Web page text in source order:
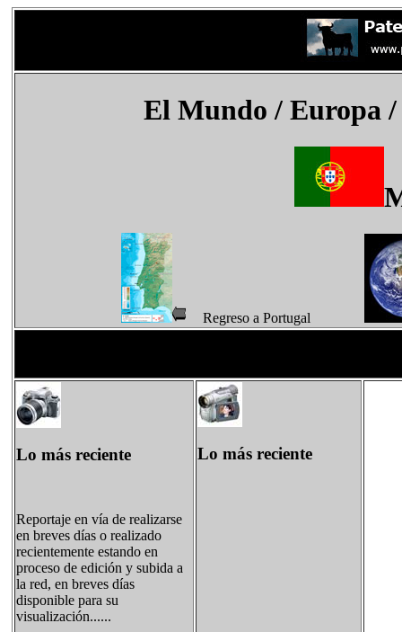
El Mundo/ Europa
Regreso a Portugal
Lo más reciente
Reportaje en vía de realizarse
en breves días o realizado
recientemente estando en
proceso de edición y subida a
la red, en breves días
disponible para su
visualización......
Lo más reciente